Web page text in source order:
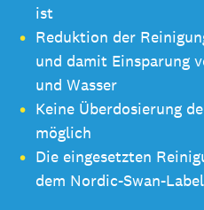
ist
Reduktion der
und damit Einsparung
und Wasser
Keine Überdosierung
möglich
Die eingesetzten
dem Nordic-Swan-